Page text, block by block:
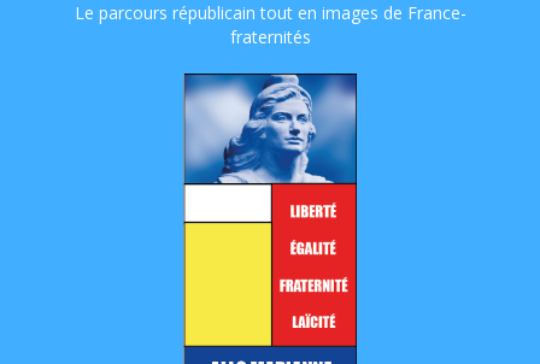
Le parcours républicain tout en images de France-
fraternités